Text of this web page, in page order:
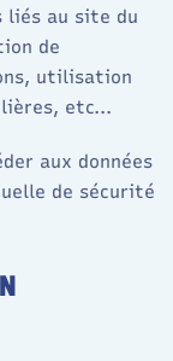
liés au site du
de
utilisation
etc...​
aux données
de sécurité